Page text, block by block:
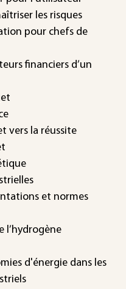
les risques
pour chefs de
financiers d’un
vers la réussite
et normes
l’hydrogène
d'énergie dans les